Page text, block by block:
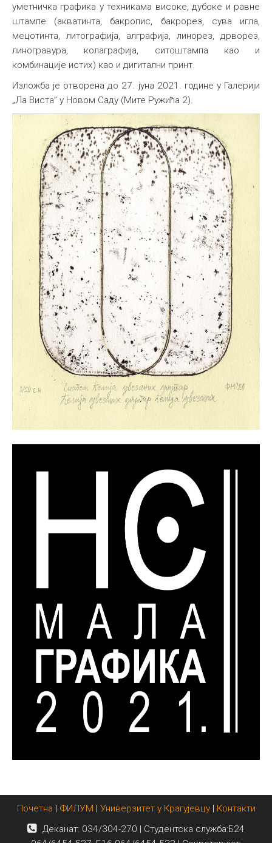
уметничка графика у техникама високе, дубоке и равне
штампе (акватинта, бакропис, бакрорез, сува игла,
мецотинта, литографија, алграфија, линорез, дрворез,
линогравура, колаграфија, ситоштампа као и
комбинације истих) као и дигитални принт.
Изложба је отворена до 27. јуна 2021. године у Галерији
„Ла Виста” у Новом Саду (Мите Ружића 2).
Почетна | ФИЛУМ | Универзитет у Крагујевцу| Контакти
Деканат: 034/304-270 | Студентска служба:Б24